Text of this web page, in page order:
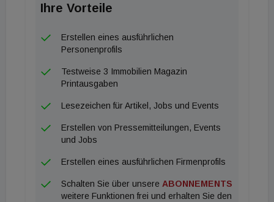
Ihre Vorteile
Erstellen eines ausführlichen
Personenprofils
Testweise 3 Immobilien Magazin
Printausgaben
Lesezeichen für Artikel, Jobs und Events
Erstellen von Pressemitteilungen, Events
und Jobs
Erstellen eines ausführlichen Firmenprofils
Schalten Sie über unsere ABONNEMENTS
weitere Funktionen frei und erhalten Sie den